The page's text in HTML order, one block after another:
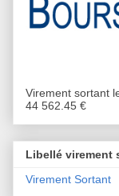
Virement sortant
44 562.45 €
Libellé virement
Virement Sortant